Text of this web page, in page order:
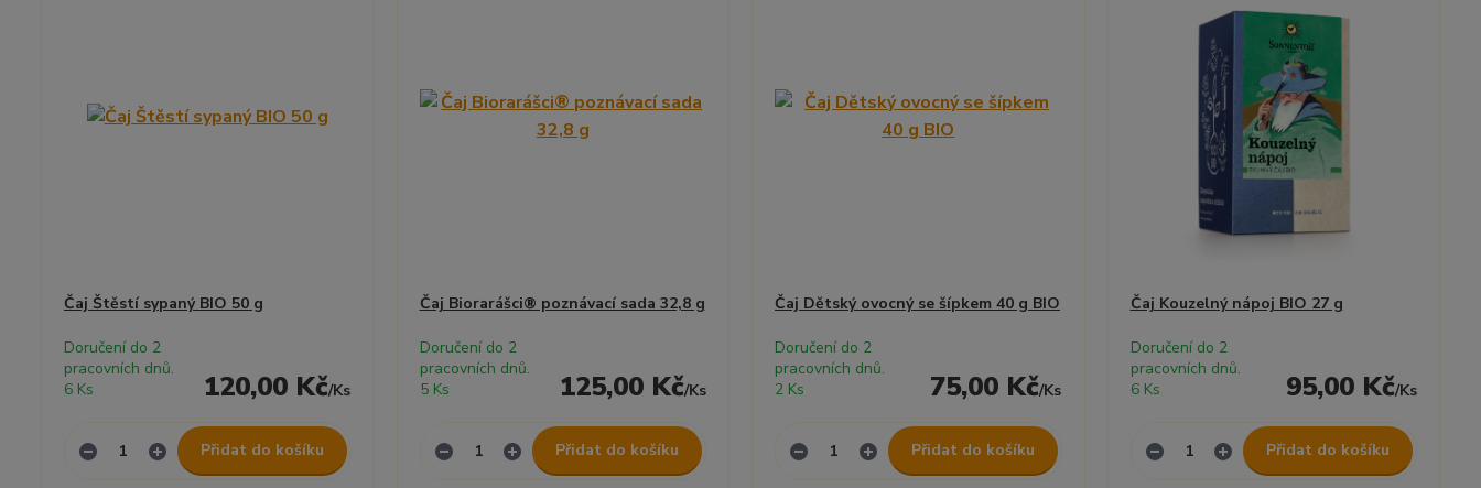
Čaj Štěstí sypaný BIO 50 g
120,00 Kč/Ks
Doručení do 2
pracovních dnů.
6 Ks
Přidat do košíku
Čaj Biorarášci® poznávací sada 32,8 g
125,00 Kč/Ks
Doručení do 2
pracovních dnů.
5 Ks
Přidat do košíku
Čaj Dětský ovocný se šípkem 40 g BIO
75,00 Kč/Ks
Doručení do 2
pracovních dnů.
2 Ks
Přidat do košíku
Čaj Kouzelný nápoj BIO 27 g
95,00 Kč/Ks
Doručení do 2
pracovních dnů.
6 Ks
Přidat do košíku